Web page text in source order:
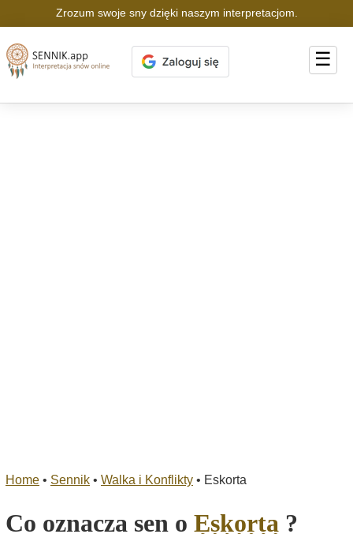
Zrozum swoje sny dzięki naszym interpretacjom.
☰
Home • Sennik • Walka i Konflikty • Eskorta
Co oznacza sen o Eskorta ?